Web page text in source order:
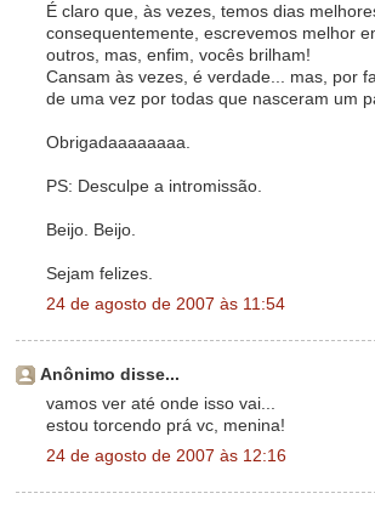
É claro que, às vezes, temos dias
consequentemente, escrevemos melhor
outros, mas, enfim, vocês brilham!
Cansam às vezes, é verdade... mas, por
de uma vez por todas que nasceram um
Obrigadaaaaaaaa.
PS: Desculpe a intromissão.
Beijo. Beijo.
Sejam felizes.
24 de agosto de 2007 às 11:54
Anônimo disse...
vamos ver até onde isso vai...
estou torcendo prá vc, menina!
24 de agosto de 2007 às 12:16